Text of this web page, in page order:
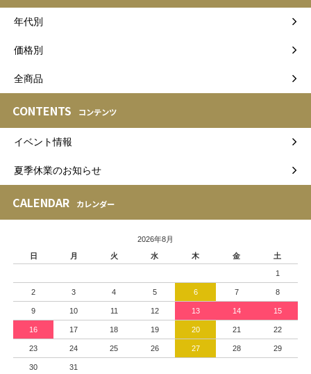
年代別
価格別
全商品
CONTENTS コンテンツ
イベント情報
夏季休業のお知らせ
CALENDAR カレンダー
2026年8月
日
月 火 水 木 金 土
1
2 3 4 5 6 7 8
9 10 11 12 13 14 15
16 17 18 19 20 21 22
23 24 25 26 27 28 29
30 31